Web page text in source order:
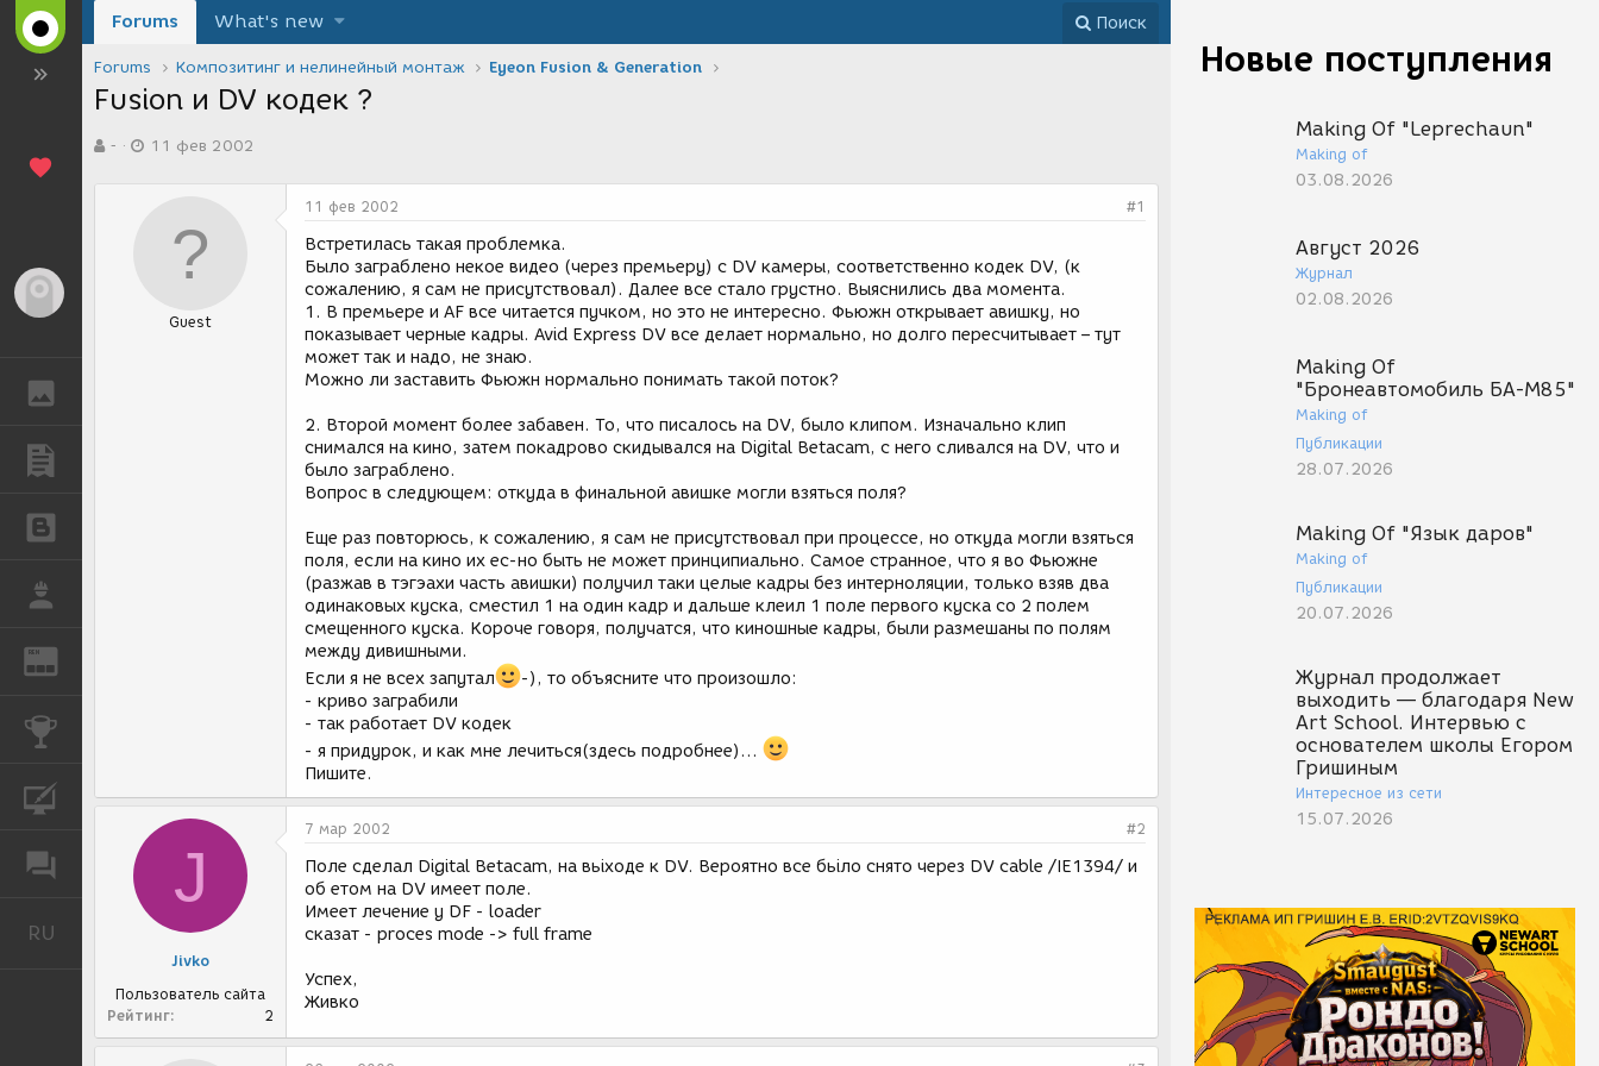
REN
КУРСЫ
ФОРУМ
RU
Новые поступления
Making Of "Leprechaun"
Making of
03.08.2026
Август 2026
Журнал
02.08.2026
Making Of
"Бронеавтомобиль БА-М85"
Making of
Публикации
28.07.2026
Making Of "Язык даров"
Making of
Публикации
20.07.2026
Журнал продолжает
выходить — благодаря New
Art School. Интервью с
основателем школы Егором
Гришиным
Интересное из сети
15.07.2026
Forums What's new Поиск
Forums Композитинг и нелинейный монтаж Eyeon Fusion & Generation
Fusion и DV кодек ?
в-
а
11 фев 2002
Guest
11 фев 2002 #1
Встретилась такая проблемка.
Было заграблено некое видео (через премьеру) с DV камеры, соответственно кодек DV, (к
сожалению, я сам не присутствовал). Далее все стало грустно. Выяснились два момента.
1. В премьере и AF все читается пучком, но это не интересно. Фьюжн открывает авишку, но
показывает черные кадры. Avid Express DV все делает нормально, но долго пересчитывает – тут
может так и надо, не знаю.
Можно ли заставить Фьюжн нормально понимать такой поток?
2. Второй момент более забавен. То, что писалось на DV, было клипом. Изначально клип
снимался на кино, затем покадрово скидывался на Digital Betacam, с него сливался на DV, что и
было заграблено.
Вопрос в следующем: откуда в финальной авишке могли взяться поля?
Еще раз повторюсь, к сожалению, я сам не присутствовал при процессе, но откуда могли взяться
поля, если на кино их ес-но быть не может принципиально. Самое странное, что я во Фьюжне
(разжав в тэгэахи часть авишки) получил таки целые кадры без интерноляции, только взяв два
одинаковых куска, сместил 1 на один кадр и дальше клеил 1 поле первого куска со 2 полем
смещенного куска. Короче говоря, получатся, что киношные кадры, были размешаны по полям
между дивишными.
Если я не всех запутал
-), то объясните что произошло:
- криво заграбили
- так работает DV кодек
- я придурок, и как мне лечиться(здесь подробнее)…
Пишите.
J
Jivko
Пользователь сайта
Рейтинг
2
7 мар 2002 #2
Поле сделал Digital Betacam, на вьiходе к DV. Вероятно все бьiло снято через DV cable /IE1394/ и
об етом на DV имеет поле.
Имеет лечение у DF - loader
сказат - proces mode -> full frame
Успех,
Живко